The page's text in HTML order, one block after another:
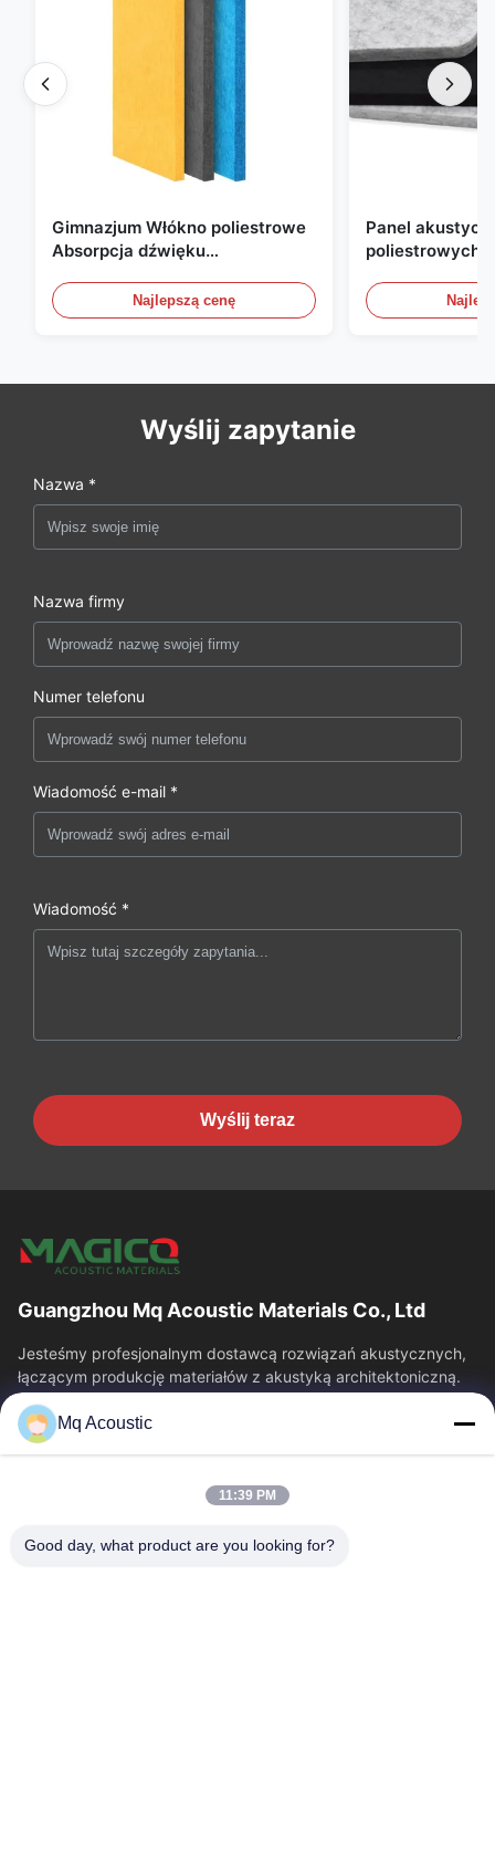
Gimnazjum Włókno poliestrowe
Absorpcja dźwięku
projektemNajlepszą cenę
Panel
poliestrowych
do biura, domu
Wyślij zapytanie
Nazwa *
Nazwa firmy
Numer telefonu
Wiadomość e-mail *
Wiadomość *
Wyślij teraz
Guangzhou Mq Acoustic Materials Co., Ltd
Jesteśmy profesjonalnym dostawcą rozwiązań akustycznych,
łączącym produkcję materiałów z akustyką architektoniczną.
Specjalizujemy się w panelach...
Szybkie Linki
O Nas
Wycieczka Po Fabryce
Kontrola Jakości
Mq Acoustic
11:39 PM
Good day, what product are you looking for?